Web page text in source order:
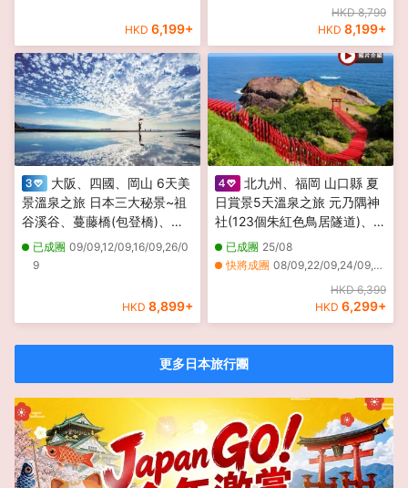
博物館、沖繩世界文化王國
HKD 6,199+
HKD 8,799
HKD 8,199+
大阪、四國、岡山 6天美
景溫泉之旅 日本三大秘景~祖
谷溪谷、蔓藤橋(包登橋)、大
步危(乘觀光遊覽船)、「天空
の鏡」父母濱、金刀比羅宮、
橋、空中散步「渦之道」
已成團 09/09,12/09,16/09,26/0
9
HKD 8,899+
北九州、福岡 山口縣 夏
日賞景5天溫泉之旅 元乃隅神
社(123個朱紅色鳥居隧道)、日
本最大鐘乳洞之一秋芳洞、九
州鐵道紀念館
已成團 25/08
快將成團 08/09,22/09,24/09,06/10
HKD 6,399
HKD 6,299+
更多日本旅行團